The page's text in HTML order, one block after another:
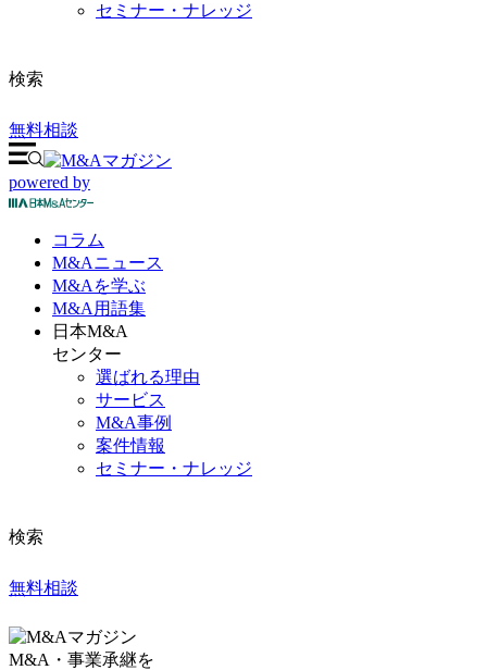
セミナー・ナレッジ
検索
無料相談
powered by
コラム
M&Aニュース
M&Aを学ぶ
M&A 用語集
日本M&A
センター
選ばれる理由
サービス
M&A事例
案件情報
セミナー・ナレッジ
検索
無料相談
M&A・事業承継を